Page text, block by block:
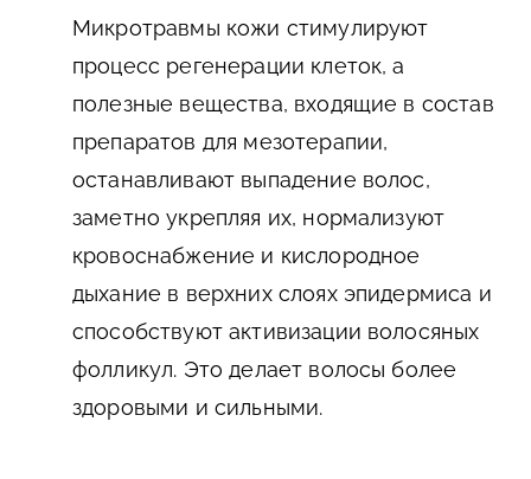
Микротравмы кожи стимулируют
процесс регенерации клеток, а
полезные вещества, входящие в состав
препаратов для мезотерапии,
останавливают выпадение волос,
заметно укрепляя их, нормализуют
кровоснабжение и кислородное
дыхание в верхних слоях эпидермиса и
способствуют активизации волосяных
фолликул. Это делает волосы более
здоровыми и сильными.